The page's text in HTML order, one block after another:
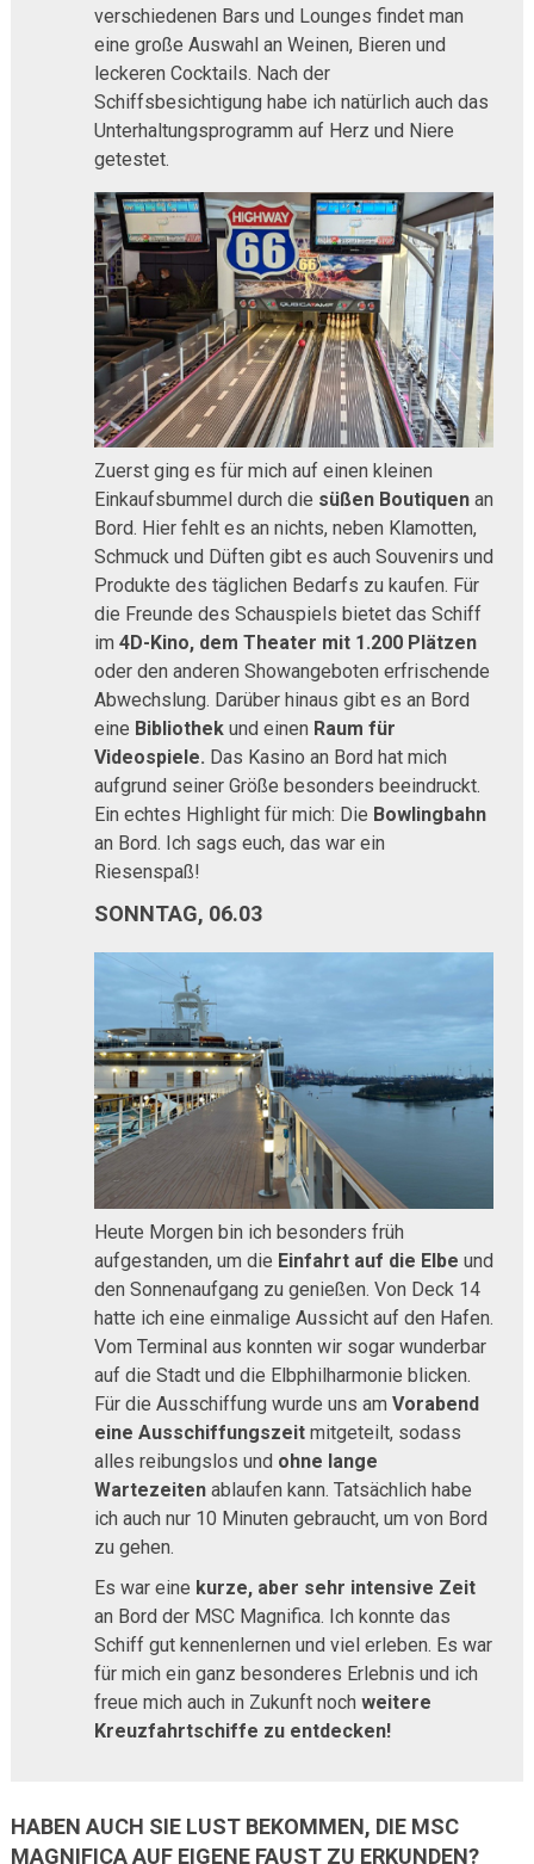
verschiedenen Bars und Lounges findet man
eine große Auswahl an Weinen, Bieren und
leckeren Cocktails. Nach der
Schiffsbesichtigung habe ich natürlich auch das
Unterhaltungsprogramm auf Herz und Niere
getestet.
Zuerst ging es für mich auf einen kleinen
Einkaufsbummel durch die süßen Boutiquenan
Bord. Hier fehlt es an nichts, neben Klamotten,
Schmuck und Düften gibt es auch Souvenirs und
Produkte des täglichen Bedarfs zu kaufen. Für
die Freunde des Schauspiels bietet das Schiff
im 4D-Kino, dem Theater mit 1.200 Plätzen
oder den anderen Showangeboten erfrischende
Abwechslung. Darüber hinaus gibt es an Bord
eine Bibliothekund einen Raum für
Videospiele. Das Kasino an Bord hat mich
aufgrund seiner Größe besonders beeindruckt.
Ein echtes Highlight für mich: Die Bowlingbahn
an Bord. Ich sags euch, das war ein
Riesenspaß!
SONNTAG, 06.03
Heute Morgen bin ich besonders früh
aufgestanden, um die Einfahrt auf die Elbe und
den Sonnenaufgang zu genießen. Von Deck 14
hatte ich eine einmalige Aussicht auf den Hafen.
Vom Terminal aus konnten wir sogar wunderbar
auf die Stadt und die Elbphilharmonie blicken.
Für die Ausschiffung wurde uns am Vorabend
eine Ausschiffungszeitmitgeteilt, sodass
alles reibungslos und ohne lange
Wartezeitenablaufen kann. Tatsächlich habe
ich auch nur 10 Minuten gebraucht, um von Bord
zu gehen.
Es war eine kurze, aber sehr intensive Zeit
an Bord der MSC Magnifica. Ich konnte das
Schiff gut kennenlernen und viel erleben. Es war
für mich ein ganz besonderes Erlebnis und ich
freue mich auch in Zukunft noch weitere
Kreuzfahrtschiffe zu entdecken!
HABEN AUCH SIE LUST BEKOMMEN, DIE MSC
MAGNIFICA AUF EIGENE FAUST ZU ERKUNDEN?